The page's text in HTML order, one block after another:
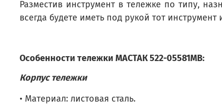
Разместив инструмент в тележке по типу,
всегда будете иметь под рукой тот
Особенности тележки МАСТАК 522-05581MB:
Корпус тележки
• Материал: листовая сталь.